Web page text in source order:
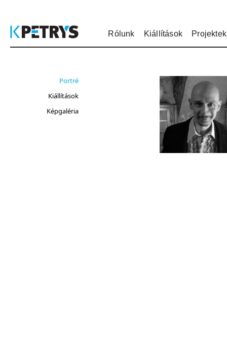
Rólunk Kiállítások Projektek
Portré
Kiállítások
Képgaléria